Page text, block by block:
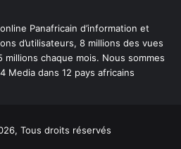
Panafricain d’information et
d’utilisateurs, 8 millions des vues
chaque mois. Nous sommes
Media dans 12 pays africains
Tous droits réservés